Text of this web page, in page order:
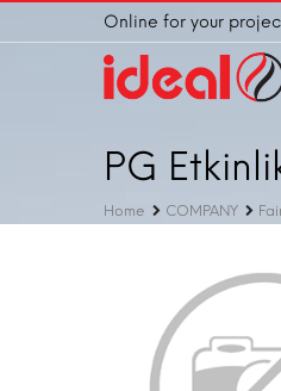
Online for your
PG
Home COMPANY